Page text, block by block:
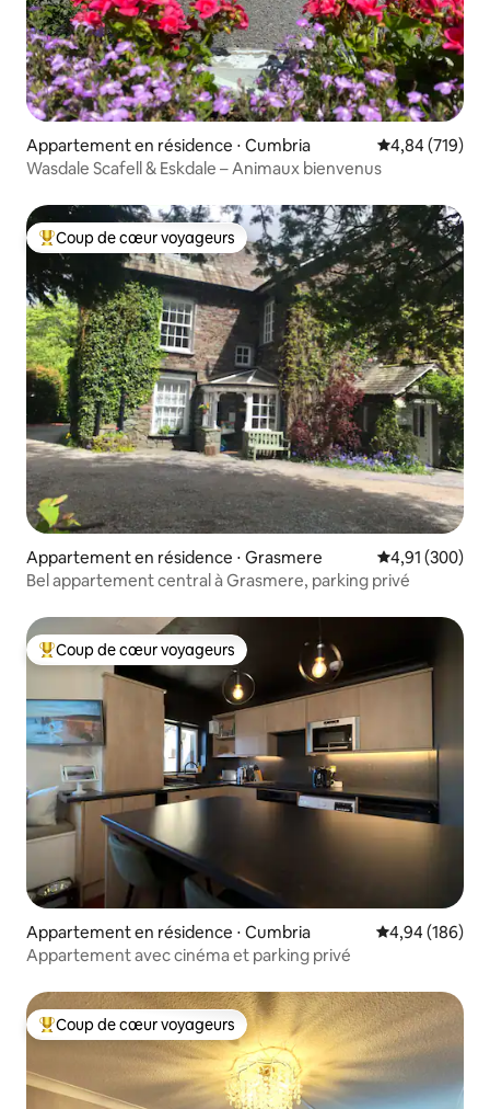
Appartement en résidence ⋅ Cumbria Évaluation
4,84 (719)
Wasdale Scafell & Eskdale – Animaux bienvenus
Coups de cœur voyageurs les plus appréciés
Coup de cœur voyageurs
Appartement en résidence ⋅ Grasmere Évaluation
4,91 (300)
Bel appartement central à Grasmere, parking privé
Coups de cœur voyageurs les plus appréciés
Coup de cœur voyageurs
Appartement en résidence ⋅ Cumbria Évaluation
4,94 (186)
Appartement avec cinéma et parking privé
Coups de cœur voyageurs les plus appréciés
Coup de cœur voyageurs